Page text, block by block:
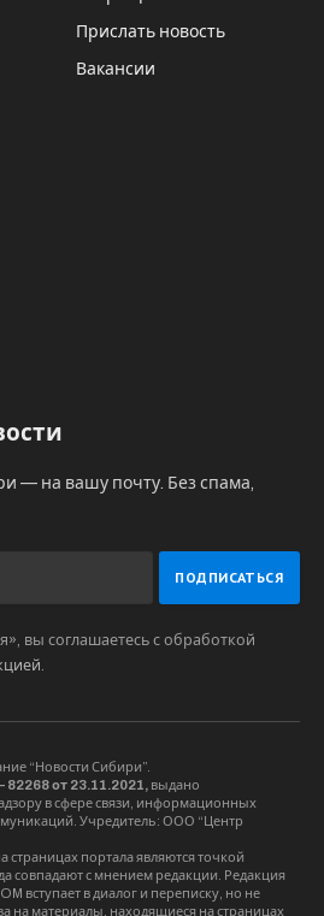
Прислать новость
Вакансии
— на вашу почту. Без спама,
вы соглашаетесь с обработкой
.
“Новости Сибири”.
от 23.11.2021, выдано
в сфере связи, информационных
Учредитель: ООО “Центр
портала являются точкой
совпадают с мнением редакции. Редакция
вступает в диалог и переписку, но не
на материалы, находящиеся на страницах